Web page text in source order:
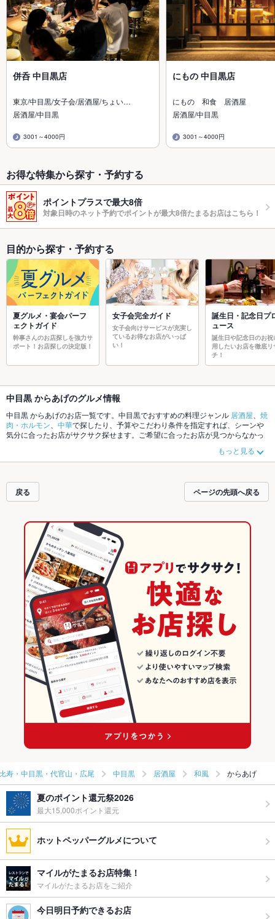
併呑 中目黒店
東京/中目黒/女子会/居酒屋/ちょい…
居酒屋/中目黒
3001～4000円
にもの 中目黒店
にもの 和食 居酒屋
居酒屋/中目黒
3001～4000円
お得な特集から探す・予約する
ポイントプラスで最大8倍
対象日時のネット予約でポイントが最大8倍たまるお店はこちら！
目的から探す・予約する
夏グルメ・宴会パーフ
ェクトガイド
幹事さんのお店探しを強力サ
ポート！お店探しの決定版！
女子会完全ガイド
女子会向けサービスが充実し
ているお得なお店がいっぱ
い！
誕生日・記念日プ
ュース
誕生日や記念日のお祝
用したいお店を徹底リ
チ！
中目黒 からあげのグルメ情報
中目黒 からあげのお店一覧です。中目黒でおすすめの料理ジャンル 居酒屋
焼
肉・ホルモン
中華で探したり、予算やこだわり条件を指定すれば、シーンや
気分に合ったお店がサクサク探せます。ご希望に合ったお店が見つからなかっ
ットペッパーグルメなら、お得なクーポンはもちろん、こだわりメニュー塩
辛、刺身、お茶漬けや季節のおすすめ料理など、お店の最新情報をご紹介して
す。友達どうしの飲み会にも、会社の宴会にも、デートやパーティーにもお得
に便利にホットペッパーグルメをご利用ください。
もっと見る
戻る ページの先頭へ戻る
寿・中目黒・代官山・広尾 中目黒 居酒屋 和風 からあげ
夏のポイント還元祭2026
最大15,000ポイント還元
ホットペッパーグルメについて
マイルがたまるお店特集！
マイルがたまるお店をご紹介
今日明日予約できるお店